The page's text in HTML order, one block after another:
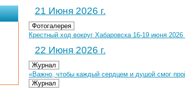
21 Июня 2026 г.
Фотогалерея
Крестный ход вокруг Хабаровска 16-19 июня 2026
22 Июня 2026 г.
Журнал
«Важно, чтобы каждый сердцем и душой смог
Журнал